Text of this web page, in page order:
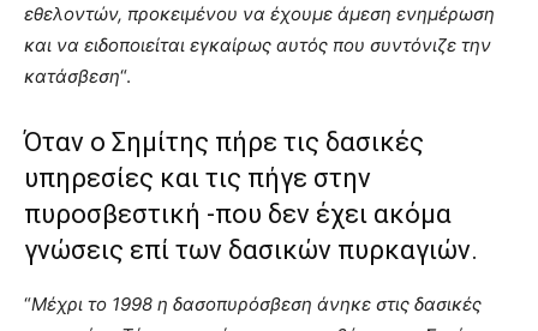
εθελοντών, προκειμένου να έχουμε άμεση ενημέρωση
και να ειδοποιείται εγκαίρως αυτός που συντόνιζε την
κατάσβεση“.
Όταν ο Σημίτης πήρε τις δασικές
υπηρεσίες και τις πήγε στην
πυροσβεστική -που δεν έχει ακόμα
γνώσεις επί των δασικών πυρκαγιών.
“Μέχρι το 1998 η δασοπυρόσβεση άνηκε στις δασικές